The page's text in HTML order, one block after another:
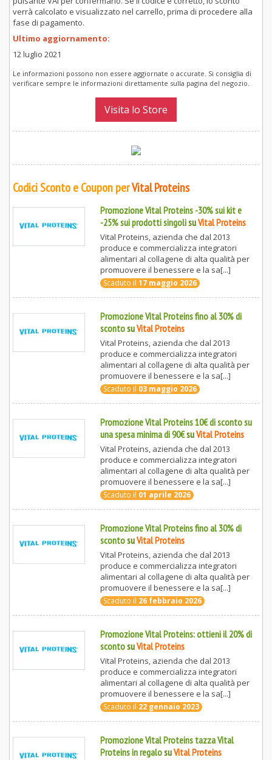
verrà calcolato e visualizzato nel carrello, prima di procedere alla
fase di pagamento.
Ultimo aggiornamento:
12 luglio 2021
Le informazioni possono non essere aggiornate o accurate. Si consiglia di
verificare sempre le informazioni direttamente sulla pagina del negozio.
Visita lo Store
Codici Sconto e Coupon perVital Proteins
Promozione Vital Proteins -30% sui kit e
-25% sui prodotti singolisuVital Proteins
Vital Proteins, azienda che dal 2013
produce e commercializza integratori
alimentari al collagene di alta qualità per
promuovere il benessere e la sa[...]
Scaduto il 17 maggio 2026
Promozione Vital Proteins fino al 30% di
scontosuVital Proteins
Vital Proteins, azienda che dal 2013
produce e commercializza integratori
alimentari al collagene di alta qualità per
promuovere il benessere e la sa[...]
Scaduto il 03 maggio 2026
Promozione Vital Proteins 10€ di sconto su
una spesa minima di 90€suVital Proteins
Vital Proteins, azienda che dal 2013
produce e commercializza integratori
alimentari al collagene di alta qualità per
promuovere il benessere e la sa[...]
Scaduto il 01 aprile 2026
Promozione Vital Proteins fino al 30% di
scontosuVital Proteins
Vital Proteins, azienda che dal 2013
produce e commercializza integratori
alimentari al collagene di alta qualità per
promuovere il benessere e la sa[...]
Scaduto il 26 febbraio 2026
Promozione Vital Proteins: ottieni il 20% di
scontosuVital Proteins
Vital Proteins, azienda che dal 2013
produce e commercializza integratori
alimentari al collagene di alta qualità per
promuovere il benessere e la sa[...]
Scaduto il 22 gennaio 2023
Promozione Vital Proteins tazza Vital
Proteins in regalosuVital Proteins